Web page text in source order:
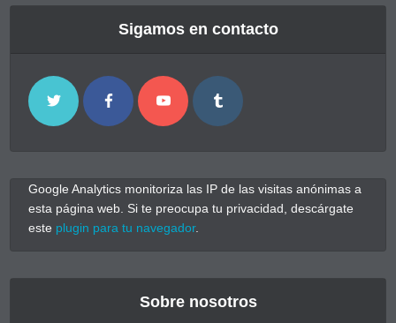
Sigamos en contacto
Google Analytics monitoriza las IP de las visitas anónimas a
esta página web. Si te preocupa tu privacidad, descárgate
este plugin para tu navegador.
Sobre nosotros